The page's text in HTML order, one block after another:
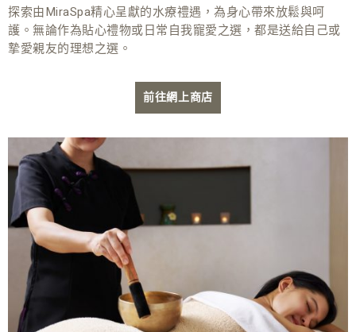
探索由MiraSpa精心呈獻的水療禮遇，為身心帶來放鬆與呵
護。無論作為貼心禮物或日常自我寵愛之選，都是送給自己或
摯愛親友的理想之選。
前往網上商店